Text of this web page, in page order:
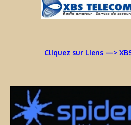
Cliquez sur Liens —>